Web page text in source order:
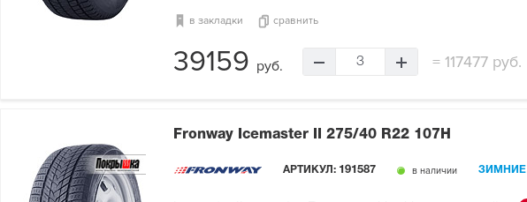
в закладки сравнить
39159 руб. 3 = 117477 руб.
Fronway Icemaster II 275/40 R22 107H
АРТИКУЛ: 191587 в наличии ЗИМНИЕ